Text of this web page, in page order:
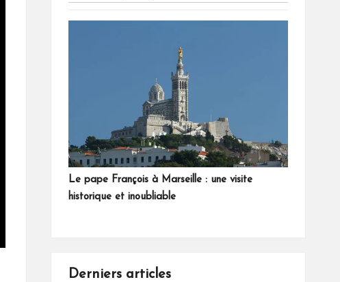
Le pape François à Marseille : une visite
historique et inoubliable
Derniers articles